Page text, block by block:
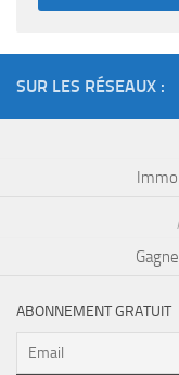
SUR LES RÉSEAUX :
ABONNEMENT GRATUIT